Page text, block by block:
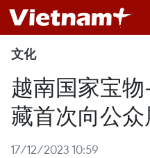
文化
越南国家宝
藏首次向公
17/12/2023 10:59